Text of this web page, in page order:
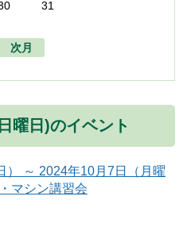
31
次月
曜日)のイベント
） ～ 2024年10月7日（月曜
マシン講習会